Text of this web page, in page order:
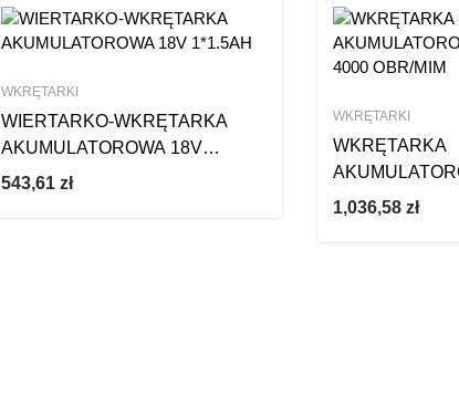
WKRĘTARKI
WIERTARKO-WKRĘTARKA
AKUMULATOROWA 18V
1*1.5AH
543,61 zł
WKRĘTARKI
WKRĘTARKA
LI 0-4000 OBR/
1,036,58 zł